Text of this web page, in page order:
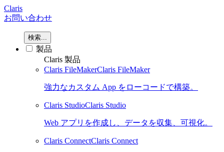
Claris
お問い合わせ
検索...
製品
Claris 製品
Claris FileMakerClaris FileMaker
強力なカスタム App をローコードで構築。
Claris StudioClaris Studio
Web アプリを作成し、データを収集、可視化。
Claris ConnectClaris Connect